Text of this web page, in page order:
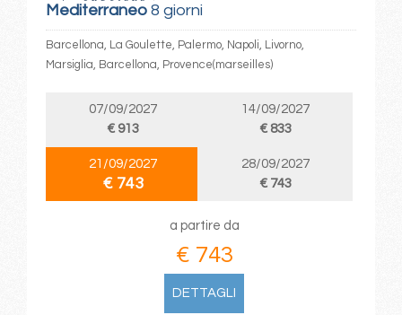
Mediterraneo8 giorni
Barcellona, La Goulette, Palermo, Napoli, Livorno,
Marsiglia, Barcellona, Provence(marseilles)
07/09/2027
€ 913
14/09/2027
€ 833
21/09/2027
€ 743
28/09/2027
€ 743
a partire da
€ 743
DETTAGLI